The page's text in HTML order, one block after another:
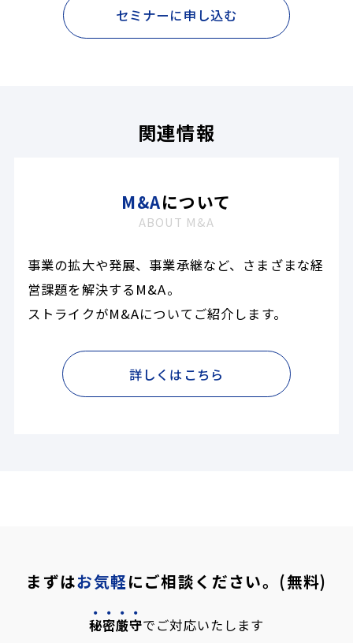
セミナーに申し込む
関連情報
M&Aについて
ABOUT M&A
事業の拡大や発展、事業承継など、さまざまな経
営課題を解決するM&A。
ストライクがM&Aについてご紹介します。
詳しくはこちら
まずはお気軽にご相談ください。(無料)
秘密厳守でご対応いたします